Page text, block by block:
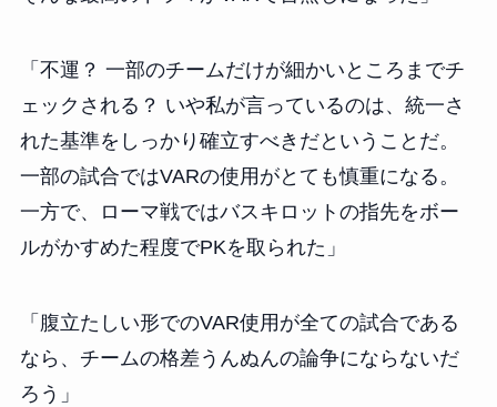
「不運？ 一部のチームだけが細かいところまでチ
ェックされる？ いや私が言っているのは、統一さ
れた基準をしっかり確立すべきだということだ。
一部の試合ではVARの使用がとても慎重になる。
一方で、ローマ戦ではバスキロットの指先をボー
ルがかすめた程度でPKを取られた」
「腹立たしい形でのVAR使用が全ての試合である
なら、チームの格差うんぬんの論争にならないだ
ろう」